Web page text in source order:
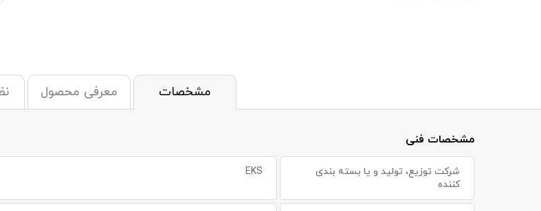
مشخصات معرفی محصول
مشخصات فنی
شرکت توزیع، تولید و یا بسته بندی
کننده
EKS